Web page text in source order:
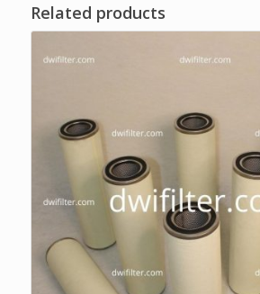
Related products